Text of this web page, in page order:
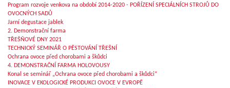
Program rozvoje venkova na období 2014-2020 - POŘÍZENÍ SPECIÁLNÍCH STROJŮ DO
OVOCNÝCH SADŮ
Jarní degustace jablek
2. Demonstrační farma
TŘEŠŇOVÉ DNY 2021
TECHNICKÝ SEMINÁŘ O PĚSTOVÁNÍ TŘEŠNÍ
Ochrana ovoce před chorobami a škůdci
4. DEMONSTRAČNÍ FARMA HOLOVOUSY
Konal se seminář „Ochrana ovoce před chorobami a škůdci“
INOVACE V EKOLOGICKÉ PRODUKCI OVOCE V EVROPĚ